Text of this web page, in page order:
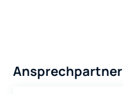
Ansprechpartner